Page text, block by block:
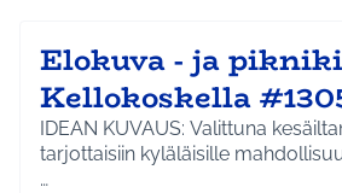
Elokuva - ja
Kellokoskella
IDEAN KUVAUS: Valittuna
tarjottaisiin kyläläisille
…